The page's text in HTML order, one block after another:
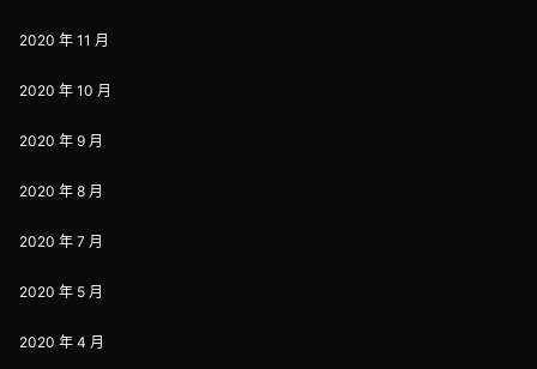
2020 年 11 月
2020 年 10 月
2020 年 9 月
2020 年 8 月
2020 年 7 月
2020 年 5 月
2020 年 4 月